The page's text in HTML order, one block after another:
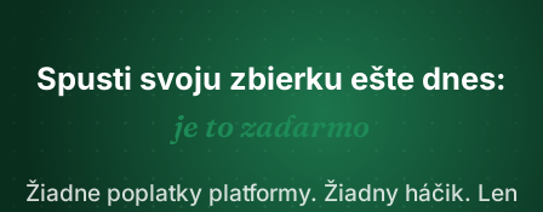
Spusti svoju zbierku ešte dnes:
je to zadarmo
Žiadne poplatky platformy. Žiadny háčik. Len